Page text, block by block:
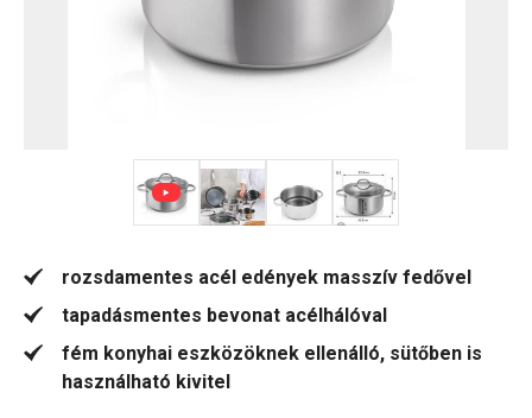
rozsdamentes acél edények masszív fedővel
tapadásmentes bevonat acélhálóval
fém konyhai eszközöknek ellenálló, sütőben is
használható kivitel